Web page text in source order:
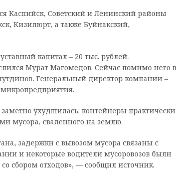
Каспийск, Советский и Ленинский районы
Кизилюрт, а также Буйнакский,
капитал – 20 тыс. рублей.
Мурат Магомедов. Сейчас помимо него в
Генеральный директор компании –
ухудшилась: контейнеры практически
мусора, сваленного на землю.
задержки с вывозом мусора связаны с
и некоторые водители мусоровозов были
сбором отходов», — сообщил источник.